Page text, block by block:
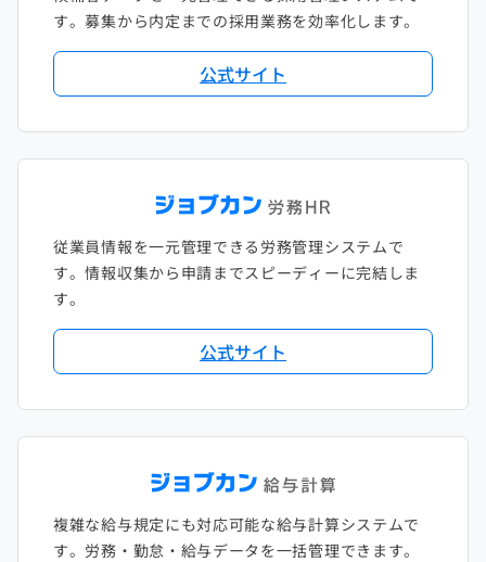
す。募集から内定までの採用業務を効率化します。
公式サイト
従業員情報を一元管理できる労務管理システムで
す。情報収集から申請までスピーディーに完結しま
す。
公式サイト
複雑な給与規定にも対応可能な給与計算システムで
す。労務・勤怠・給与データを一括管理できます。